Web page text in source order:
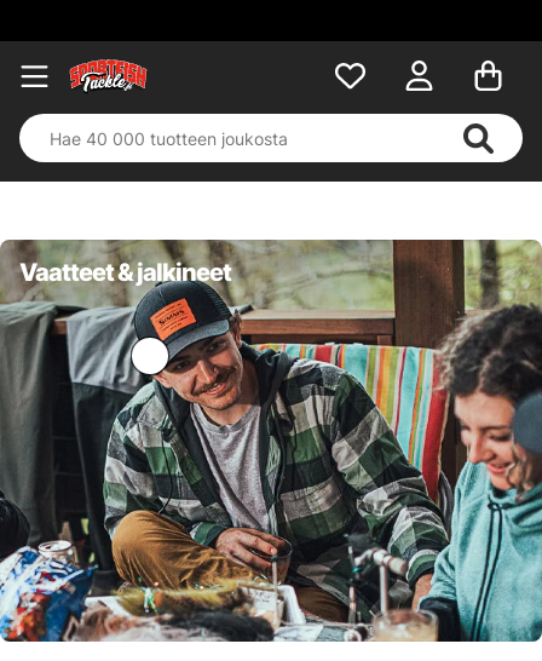
Vaatteet & jalkineet